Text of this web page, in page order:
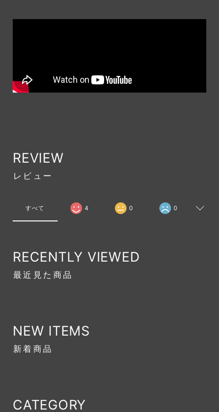
REVIEW
レビュー
すべて 4 0 0
RECENTLY VIEWED
最近見た商品
NEW ITEMS
新着商品
CATEGORY